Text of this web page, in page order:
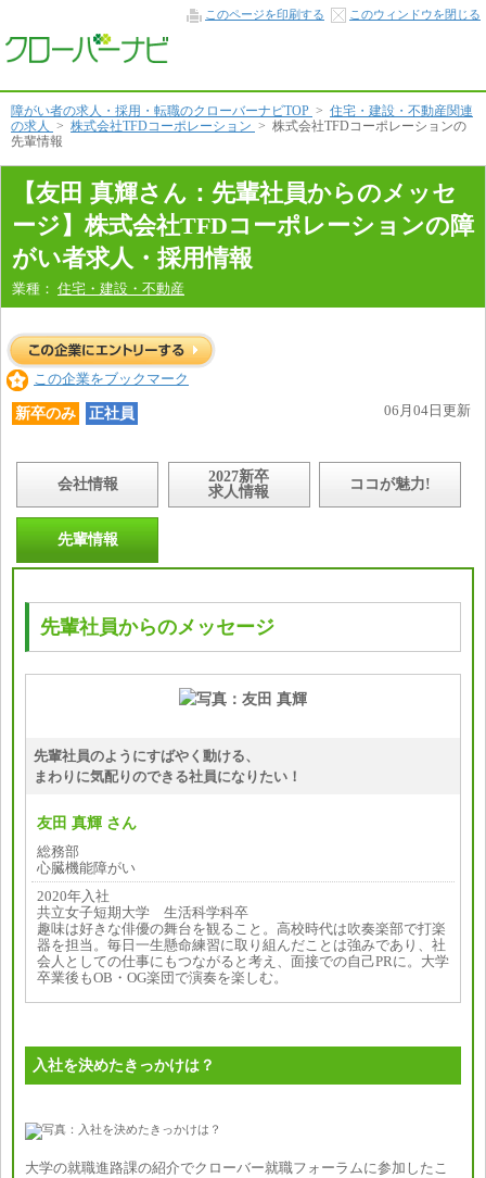
社
員
ら
の
メ
ッ
ー
このページを印刷する このウィンドウを閉じる
障がい者の求人・採用・転職のクローバーナビTOP > 住宅・建設・不動産関連
の求人 > 株式会社TFDコーポレーション > 株式会社TFDコーポレーションの
先輩情報
【友田 真輝さん：先輩社員からのメッセ
ージ】株式会社TFDコーポレーションの障
がい者求人・採用情報
業種： 住宅・建設・不動産
この企業をブックマーク
新卒のみ 正社員 06月04日更新
会社情報
2027新卒
求人情報
ココが魅力!
先輩情報
先輩社員からのメッセージ
先輩社員のようにすばやく動ける、
まわりに気配りのできる社員になりたい！
友田 真輝 さん
総務部
心臓機能障がい
2020年入社
共立女子短期大学 生活科学科卒
趣味は好きな俳優の舞台を観ること。高校時代は吹奏楽部で打楽
器を担当。毎日一生懸命練習に取り組んだことは強みであり、社
会人としての仕事にもつながると考え、面接での自己PRに。大学
卒業後もOB・OG楽団で演奏を楽しむ。
入社を決めたきっかけは？
大学の就職進路課の紹介でクローバー就職フォーラムに参加したこ